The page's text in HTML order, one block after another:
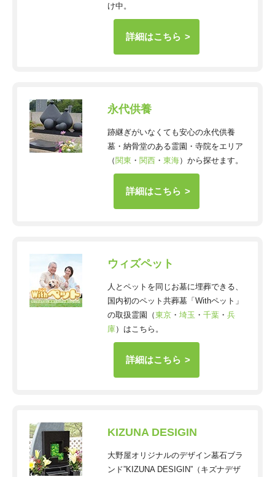
け中。
詳細はこちら
永代供養
跡継ぎがいなくても安心の永代供養
墓・納骨堂のある霊園・寺院をエリア
（ 関東 ・ 関西・ 東海）から探せます。
詳細はこちら
ウィズペット
人とペットを同じお墓に埋葬できる、
国内初のペット共葬墓「Withペット」
の取扱霊園（東京・ 埼玉 ・ 千葉・ 兵
庫）はこちら。
詳細はこちら
KIZUNA DESIGIN
大野屋オリジナルのデザイン墓石ブラ
ンド”KIZUNA DESIGIN”（キズナデザ